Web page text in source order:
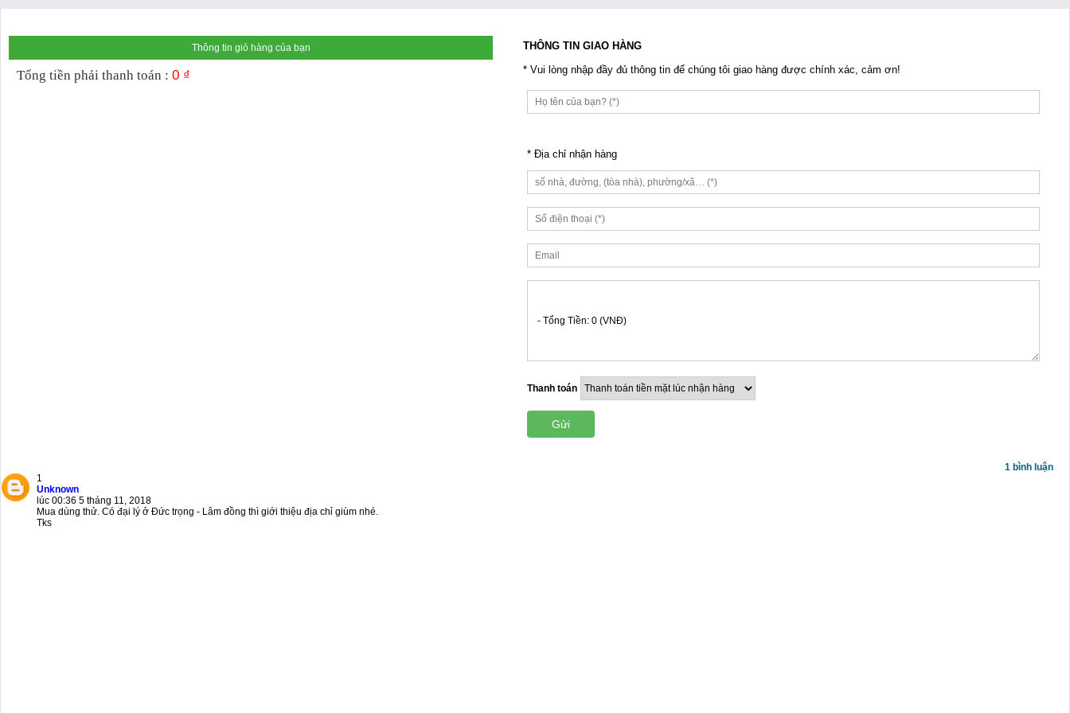
Thông tin giỏ hàng của bạn
0 ₫
THÔNG TIN GIAO HÀNG
* Vui lòng nhập đầy đủ thông tin để chúng tôi giao hàng được chính xác, cảm ơn!
* Địa chỉ nhận hàng
Thanh toán
Gửi
1 bình luận
1
Unknown
lúc 00:36 5 tháng 11, 2018
Mua dùng thử. Có đại lý ở Đức trọng - Lâm đồng thì giới thiệu địa chỉ giùm nhé.
Tks